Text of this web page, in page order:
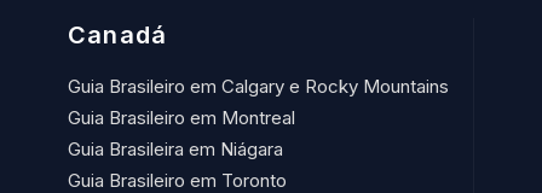
Canadá
Guia Brasileiro em Calgary e Rocky Mountains
Guia Brasileiro em Montreal
Guia Brasileira em Niágara
Guia Brasileiro em Toronto